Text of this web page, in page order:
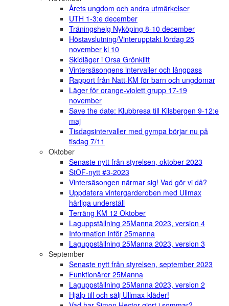
Årets ungdom och andra utmärkelser
UTH 1-3:e december
Träningshelg Nyköping 8-10 december
Höstavslutning/Vinterupptakt lördag 25
november kl 10
Skidläger i Orsa Grönklitt
Vintersäsongens intervaller och långpass
Rapport från Natt-KM för barn och ungdomar
Läger för orange-violett grupp 17-19
november
Save the date: Klubbresa till Kilsbergen 9-12:e
maj
Tisdagsintervaller med gympa börjar nu på
tisdag 7/11
Oktober
Senaste nytt från styrelsen, oktober 2023
StOF-nytt #3-2023
Vintersäsongen närmar sig! Vad gör vi då?
Uppdatera vintergarderoben med Ullmax
härliga underställ
Terräng KM 12 Oktober
Laguppställning 25Manna 2023, version 4
Information inför 25manna
Laguppställning 25Manna 2023, version 3
September
Senaste nytt från styrelsen, september 2023
Funktionärer 25Manna
Laguppställning 25Manna 2023, version 2
Hjälp till och sälj Ullmax-kläder!